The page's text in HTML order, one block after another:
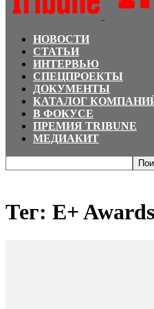
НОВОСТИ
СТАТЬИ
ИНТЕРВЬЮ
СПЕЦПРОЕКТЫ
ДОКУМЕНТЫ
КАТАЛОГ
В ФОКУСЕ
ПРЕМИЯ TRIBUNE
МЕДИАКИТ
Тег: E+